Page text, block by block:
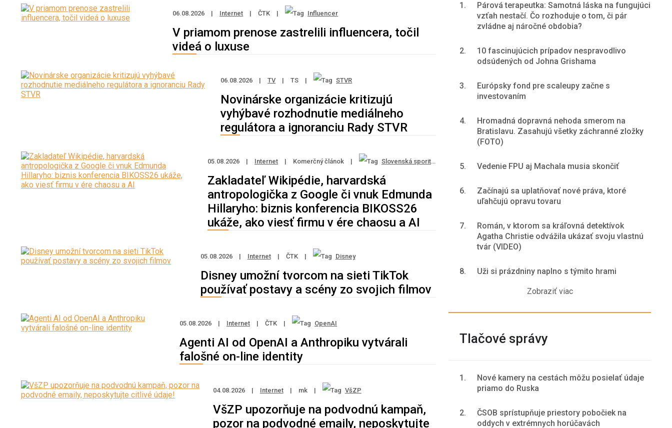
06.08.2026 | Internet | ČTK | Influencer
V priamom prenose zastrelili influencera, točil
videá o luxuse
06.08.2026 | TV | TS | STVR
Novinárske organizácie kritizujú
vyhýbavé rozhodnutie mediálneho
regulátora a ignoranciu Rady STVR
05.08.2026 | Internet | Komerčný článok | Slovenská sporiteľňa
Zakladateľ Wikipédie, harvardská
antropologička z Google či vnuk Edmunda
Hillaryho: biznis konferencia BIKOSS26
ukáže, ako viesť firmu v ére chaosu a AI
05.08.2026 | Internet | ČTK | Disney
Disney umožní tvorcom na sieti TikTok
používať postavy a scény zo svojich filmov
05.08.2026 | Internet | ČTK | OpenAI
Agenti AI od OpenAI a Anthropiku vytvárali
falošné on-line identity
04.08.2026 | Internet | mk | VšZP
VšZP upozorňuje na podvodnú kampaň,
pozor na podvodné emaily, neposkytujte
1.
Párová terapeutka: Samotná láska na fungujúci
vzťah nestačí. Čo rozhoduje o tom, či pár
zvládne aj náročné obdobia?
2.
10 fascinujúcich prípadov nespravodlivo
odsúdených od Johna Grishama
3.
Európsky fond pre scaleupy začne s
investovaním
4.
Hromadná dopravná nehoda smerom na
Bratislavu. Zasahujú všetky záchranné zložky
(FOTO)
5. Vedenie FPU aj Machala musia skončiť
6.
Začínajú sa uplatňovať nové práva, ktoré
uľahčujú opravu tovaru
7.
Román, v ktorom sa kráľovná detektívok
Agatha Christie odvážila ukázať svoju vlastnú
tvár (VIDEO)
8. Uži si prázdniny naplno s týmito hrami
Zobraziť viac
Tlačové správy
1.
Nové kamery na cestách môžu posielať údaje
priamo do Ruska
2.
ČSOB sprístupňuje priestory pobočiek na
oddych v extrémnych horúčavách